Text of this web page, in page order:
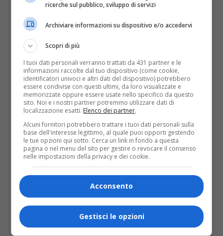
circa, somministrate durante la scorsa campagna
di vaccinazione 2019.
ottobre, ha previsto una prima tranche di
dosi
di700 mila dosi.Di queste,683.500sono state
consegnate già ai medici,16.500 sono ancora
presso i magazzini in attesa della distribuzione
alle farmacie. A queste devono essere aggiunte
circa78.000 dosidestinate alle ASL e alle
Aziende Ospedaliere per la vaccinazione di
operatori sanitari, ospiti di RSA e in alcuni casi
cittadini e bambini a rischio. Non è prassi che la
Regione rifornisca le farmacie, che abitualmente
invece acquistano le dosi dei vaccini per proprio
conto e poi le vendono ai cittadini. In un momento
delicato come quello attuale, si è però voluto però
fornire un aiuto supplementare e se ci sarà modo
di implementare questo 1,5% destinato alle
farmacie, come deciso dalla cabina di regia
nazionale, lo faremo.
La risposta dell’assessore – replica il consigliere
ricerche sul pubblico, sviluppo di servizi
Archiviare informazioni su dispositivo e/o accedervi
Scopri di più
I tuoi dati personali verranno trattati da 431 partner e le
informazioni raccolte dal tuo dispositivo (come cookie,
identificatori univoci e altri dati del dispositivo) potrebbero
essere condivise con questi ultimi, da loro visualizzate e
memorizzate oppure essere usate nello specifico da questo
sito. Noi e i nostri partner potremmo utilizzare dati di
localizzazione esatti. Elenco dei partner.
Alcuni fornitori potrebbero trattare i tuoi dati personali sulla
base dell'interesse legittimo, al quale puoi opporti gestendo
le tue opzioni qui sotto. Cerca un link in fondo a questa
pagina o nel menu del sito per gestire o revocare il consenso
nelle impostazioni della privacy e dei cookie.
Acconsento
Gestisci le opzioni